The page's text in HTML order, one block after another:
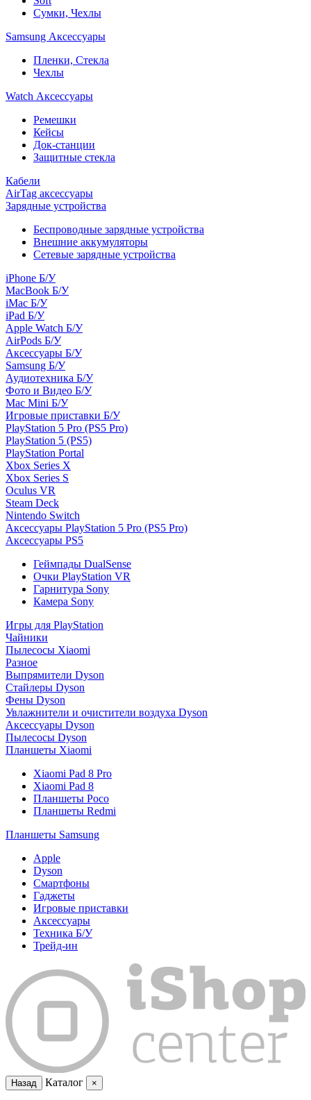
Сумки, Чехлы
Samsung Аксессуары
Пленки, Стекла
Чехлы
Watch Аксессуары
Ремешки
Кейсы
Док-станции
Защитные стекла
Кабели
AirTag аксессуары
Зарядные устройства
Беспроводные зарядные устройства
Внешние аккумуляторы
Сетевые зарядные устройства
iPhone Б/У
MacBook Б/У
iMac Б/У
iPad Б/У
Apple Watch Б/У
AirPods Б/У
Аксессуары Б/У
Samsung Б/У
Аудиотехника Б/У
Фото и Видео Б/У
Mac Mini Б/У
Игровые приставки Б/У
PlayStation 5 Pro (PS5 Pro)
PlayStation 5 (PS5)
PlayStation Portal
Xbox Series X
Xbox Series S
Oculus VR
Steam Deck
Nintendo Switch
Аксессуары PlayStation 5 Pro (PS5 Pro)
Аксессуары PS5
Геймпады DualSense
Очки PlayStation VR
Гарнитура Sony
Камера Sony
Игры для PlayStation
Чайники
Пылесосы Xiaomi
Разное
Выпрямители Dyson
Стайлеры Dyson
Фены Dyson
Увлажнители и очистители воздуха Dyson
Аксессуары Dyson
Пылесосы Dyson
Планшеты Xiaomi
Xiaomi Pad 8 Pro
Xiaomi Pad 8
Планшеты Poco
Планшеты Redmi
Планшеты Samsung
Apple
Dyson
Смартфоны
Гаджеты
Игровые приставки
Аксессуары
Техника Б/У
Трейд-ин
Назад Каталог ×